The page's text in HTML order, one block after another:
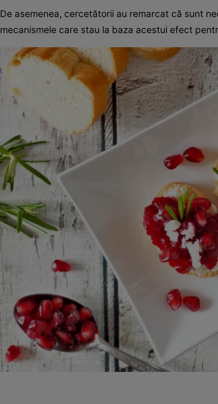
De asemenea, cercetătorii au remarcat că sunt
mecanismele care stau la baza acestui efect